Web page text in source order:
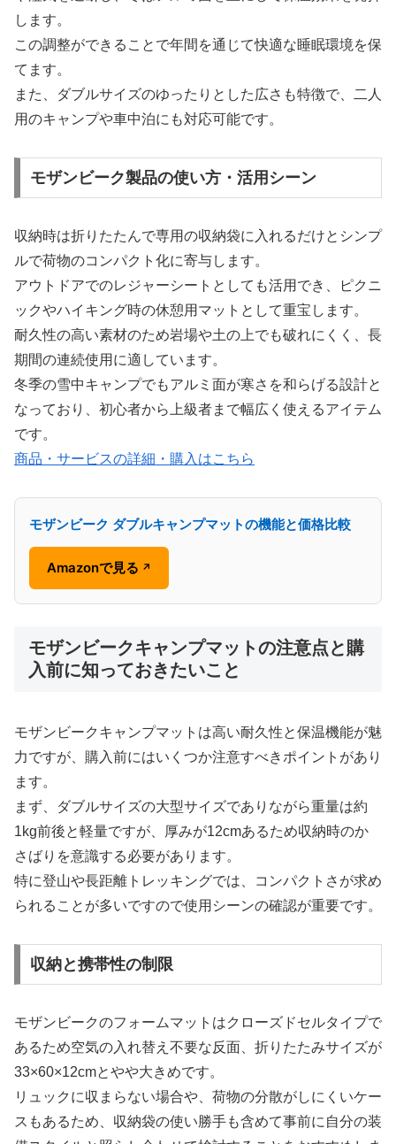
します。
この調整ができることで年間を通じて快適な睡眠環境を保
てます。
また、ダブルサイズのゆったりとした広さも特徴で、二人
用のキャンプや車中泊にも対応可能です。
モザンビーク製品の使い方・活用シーン
収納時は折りたたんで専用の収納袋に入れるだけとシンプ
ルで荷物のコンパクト化に寄与します。
アウトドアでのレジャーシートとしても活用でき、ピクニ
ックやハイキング時の休憩用マットとして重宝します。
耐久性の高い素材のため岩場や土の上でも破れにくく、長
期間の連続使用に適しています。
冬季の雪中キャンプでもアルミ面が寒さを和らげる設計と
なっており、初心者から上級者まで幅広く使えるアイテム
です。
商品・サービスの詳細・購入はこちら
モザンビーク ダブルキャンプマットの機能と価格比較
Amazonで見る ↗
モザンビークキャンプマットの注意点と購
入前に知っておきたいこと
モザンビークキャンプマットは高い耐久性と保温機能が魅
力ですが、購入前にはいくつか注意すべきポイントがあり
ます。
まず、ダブルサイズの大型サイズでありながら重量は約
1kg前後と軽量ですが、厚みが12cmあるため収納時のか
さばりを意識する必要があります。
特に登山や長距離トレッキングでは、コンパクトさが求め
られることが多いですので使用シーンの確認が重要です。
収納と携帯性の制限
モザンビークのフォームマットはクローズドセルタイプで
あるため空気の入れ替え不要な反面、折りたたみサイズが
33×60×12cmとやや大きめです。
リュックに収まらない場合や、荷物の分散がしにくいケー
スもあるため、収納袋の使い勝手も含めて事前に自分の装